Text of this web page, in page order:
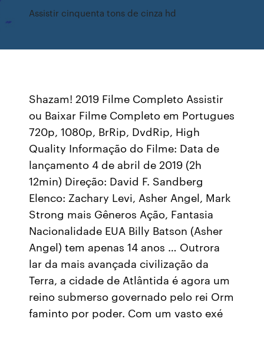
Assistir cinquenta tons de cinza hd
Shazam! 2019 Filme Completo Assistir
ou Baixar Filme Completo em Portugues
720p, 1080p, BrRip, DvdRip, High
Quality Informação do Filme: Data de
lançamento 4 de abril de 2019 (2h
12min) Direção: David F. Sandberg
Elenco: Zachary Levi, Asher Angel, Mark
Strong mais Gêneros Ação, Fantasia
Nacionalidade EUA Billy Batson (Asher
Angel) tem apenas 14 anos … Outrora
lar da mais avançada civilização da
Terra, a cidade de Atlântida é agora um
reino submerso governado pelo rei Orm
faminto por poder. Com um vasto exé